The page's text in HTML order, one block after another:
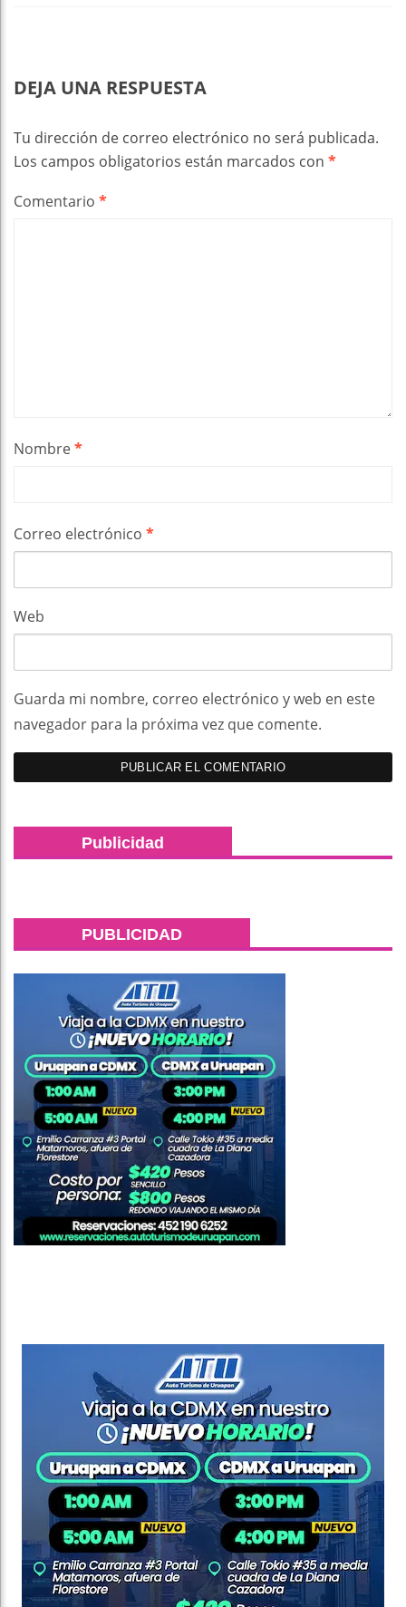
DEJA UNA RESPUESTA
Tu dirección de correo electrónico no será publicada.
Los campos obligatorios están marcados con *
Comentario *
Nombre*
Correo electrónico *
Web
Guarda mi nombre, correo electrónico y web en este
navegador para la próxima vez que comente.
Publicidad
PUBLICIDAD